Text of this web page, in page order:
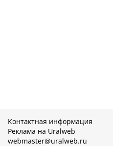
Контактная информация
Реклама на Uralweb
webmaster@uralweb.ru